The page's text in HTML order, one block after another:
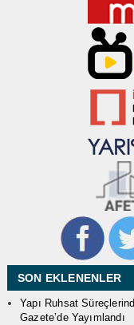
SON EKLENENLER
Yapı Ruhsat
Gazete’de Yayımlandı